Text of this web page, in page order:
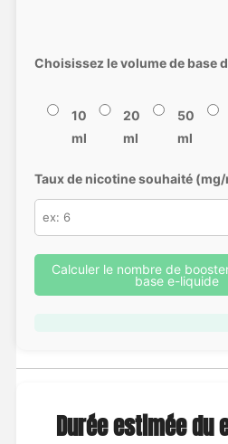
Choisissez le volume de base
10
ml
20
ml
50
ml
Taux de nicotine souhaité (mg/
Calculer le nombre de
base e-liquide
Durée estimée du